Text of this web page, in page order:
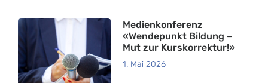
Medienkonferenz
«Wendepunkt Bildung –
Mut zur Kurskorrektur!»
1. Mai 2026